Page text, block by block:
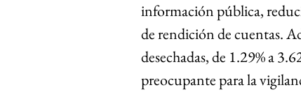
información pública,
de rendición de cuentas.
desechadas, de 1.29% a
preocupante para la